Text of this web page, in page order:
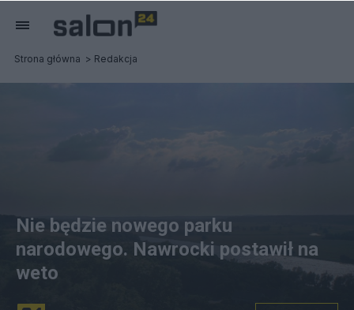
Strona główna Redakcja
Nie będzie nowego parku
narodowego. Nawrocki postawił na
weto